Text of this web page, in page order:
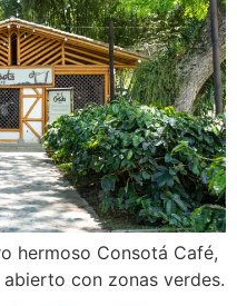
hermoso Consotá Café,
con zonas verdes.